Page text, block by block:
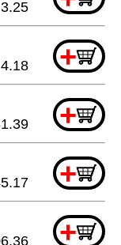
3.25
+
4.18
+
+
+